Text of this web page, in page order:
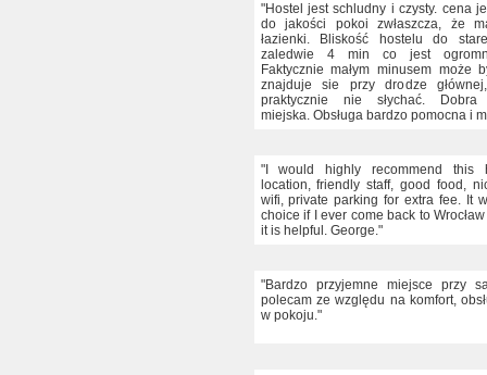
"Hostel jest schludny i czysty. cena
do jakości pokoi zwłaszcza, że
łazienki. Bliskość hostelu do
zaledwie 4 min co jest
Faktycznie małym minusem może
znajduje sie przy drodze
praktycznie nie słychać. Dobra
miejska. Obsługa bardzo pomocna i
"I would highly recommend this
location, friendly staff, good food,
wifi, private parking for extra fee. It
choice if I ever come back to
it is helpful. George."
"Bardzo przyjemne miejsce przy
polecam ze względu na komfort,
w pokoju."